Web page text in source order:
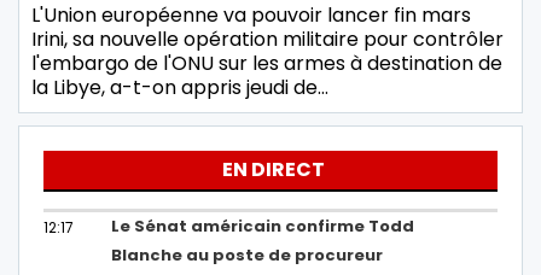
L'Union européenne va pouvoir lancer fin mars
Irini, sa nouvelle opération militaire pour contrôler
l'embargo de l'ONU sur les armes à destination de
la Libye, a-t-on appris jeudi de…
EN DIRECT
12:17
Le Sénat américain confirme Todd
Blanche au poste de procureur